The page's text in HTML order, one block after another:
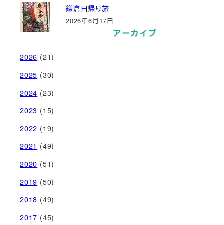
鎌倉日帰り旅
2026年6月17日
アーカイブ
2026 (21)
2025 (30)
2024 (23)
2023 (15)
2022 (19)
2021 (49)
2020 (51)
2019 (50)
2018 (49)
2017 (45)